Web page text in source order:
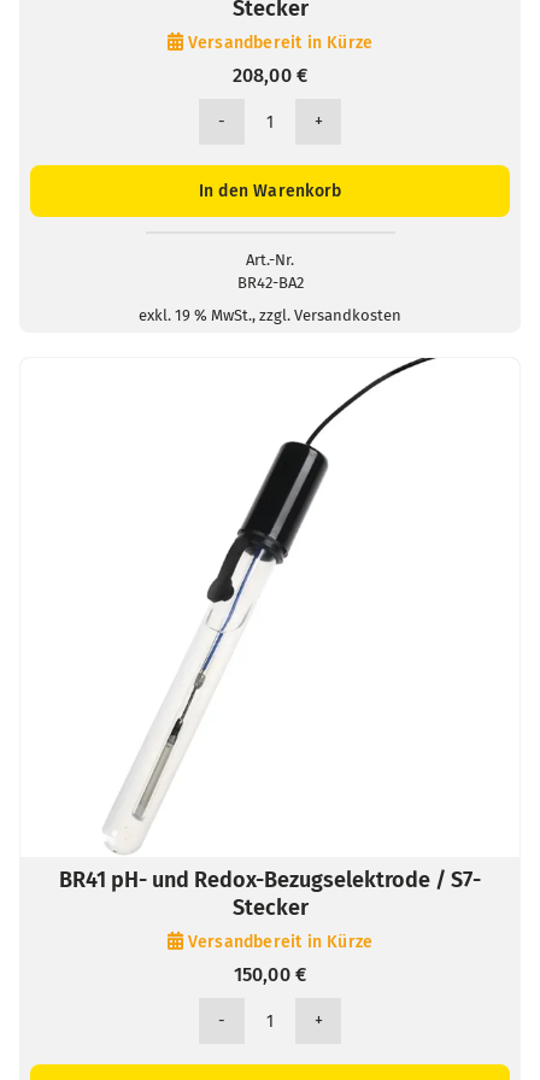
Stecker
Versandbereit in Kürze
208,00€
BR42
und
/
2mm-
Stecker
In den Warenkorb
Art.-Nr.
BR42-BA2
exkl. 19 % MwSt., zzgl. Versandkosten
BR41 pH- und Redox-Bezugselektrode / S7-
Stecker
Versandbereit in Kürze
150,00€
BR41